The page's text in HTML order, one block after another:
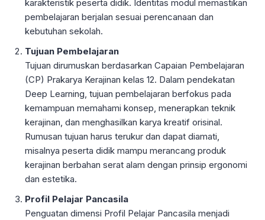
karakteristik peserta didik. Identitas modul memastikan
pembelajaran berjalan sesuai perencanaan dan
kebutuhan sekolah.
Tujuan Pembelajaran
Tujuan dirumuskan berdasarkan Capaian Pembelajaran
(CP) Prakarya Kerajinan kelas 12. Dalam pendekatan
Deep Learning, tujuan pembelajaran berfokus pada
kemampuan memahami konsep, menerapkan teknik
kerajinan, dan menghasilkan karya kreatif orisinal.
Rumusan tujuan harus terukur dan dapat diamati,
misalnya peserta didik mampu merancang produk
kerajinan berbahan serat alam dengan prinsip ergonomi
dan estetika.
Profil Pelajar Pancasila
Penguatan dimensi Profil Pelajar Pancasila menjadi